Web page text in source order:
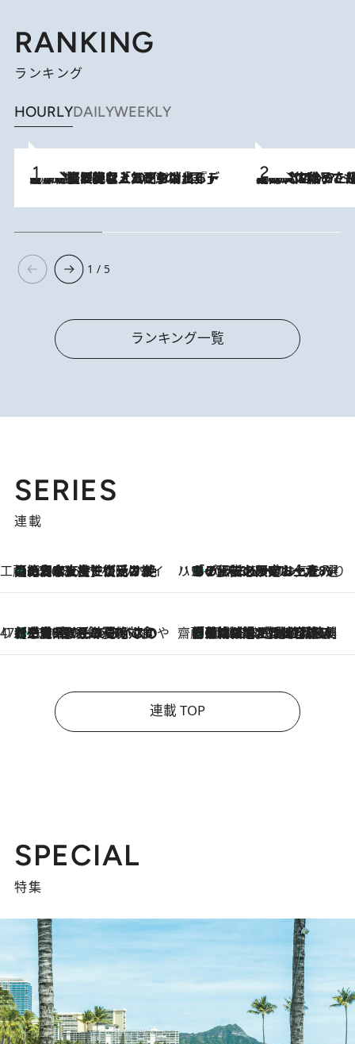
RANKING
ランキング
HOURLYDAILYWEEKLY
2026.8.5
【なぜ吉沢亮は「気配を消せる」のか？】興行収入208億の『国宝』を経て挑むミュージカル『ディア・エヴァン・ハンセン』。トップ俳優が舞台上でさらけ出した“孤独”とは 2026.8.5
【阿川佐和子さんの年とる力】なぜ70代で始めた趣味は“こんなに楽しい”のか？ ピアノ、俳句…スランプに陥っても続けられる“ある秘訣”とは
1 / 5
ランキング一覧
SERIES
連載
工藤まやのおもてなしハワイ
2026.8.6
【ハワイ土産】ローカルの絶大な支持で復活！ 絶品の幻クッキー《元ファンの日本人女性が受け継いだ名店》 ハワイ賢者 リサのお気に入りリスト2026.8.6
あの伝説の限定トートも！ リニューアルした「ディーン＆デルーカ ハワイ」で必須のお土産8選
47都道府県の手みやげ ひんやりスイーツで夏を満喫
2026.8.6
【三重県】この夏絶対食べたい 冷やしておいしいおやつ3選 お餅×アイスの新感覚スイーツ 齋藤 薫 美容脳ルネサンス
2026.8.6
「荷物が増えるほど旅ストレスは増す」美容ジャーナリストがたどり着いた最終結論。“化粧品を劇的に減らす”感動の凝縮美容とは
連載 TOP
SPECIAL
特集